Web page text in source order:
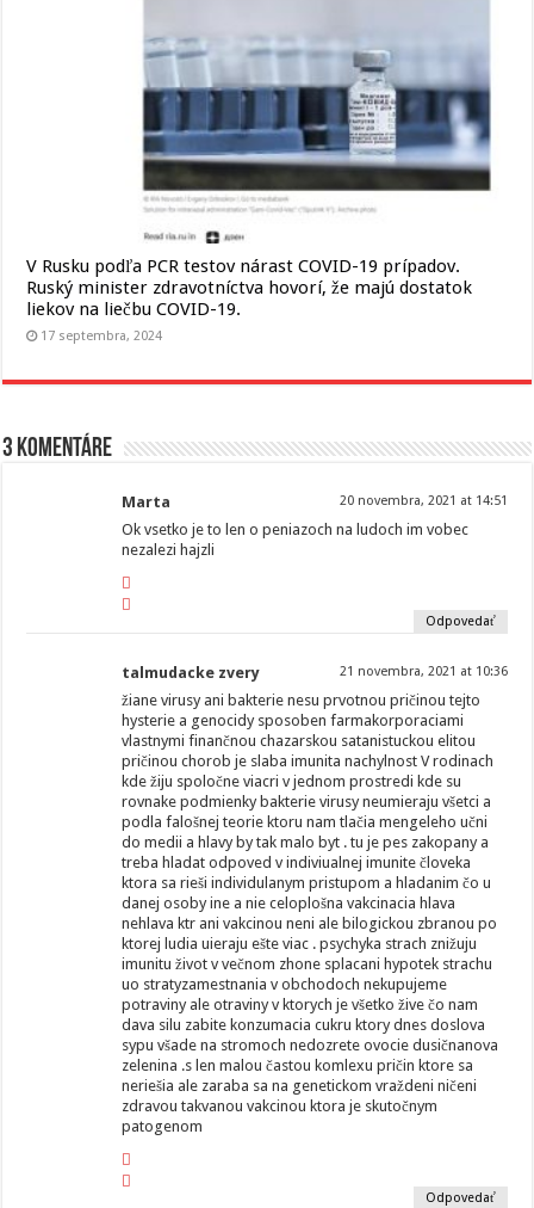
V Rusku podľa PCR testov nárast COVID-19 prípadov.
Ruský minister zdravotníctva hovorí, že majú dostatok
liekov na liečbu COVID-19.
17 septembra, 2024
3 komentáre
Marta 20 novembra, 2021 at 14:51
Ok vsetko je to len o peniazoch na ludoch im vobec
nezalezi hajzli
Odpovedať
talmudacke zvery 21 novembra, 2021 at 10:36
žiane virusy ani bakterie nesu prvotnou pričinou tejto
hysterie a genocidy sposoben farmakorporaciami
vlastnymi finančnou chazarskou satanistuckou elitou
pričinou chorob je slaba imunita nachylnost V rodinach
kde žiju spoločne viacri v jednom prostredi kde su
rovnake podmienky bakterie virusy neumieraju všetci a
podla falošnej teorie ktoru nam tlačia mengeleho učni
do medii a hlavy by tak malo byt . tu je pes zakopany a
treba hladat odpoved v indiviualnej imunite človeka
ktora sa rieši individulanym pristupom a hladanim čo u
danej osoby ine a nie celoplošna vakcinacia hlava
nehlava ktr ani vakcinou neni ale bilogickou zbranou po
ktorej ludia uieraju ešte viac . psychyka strach znižuju
imunitu život v večnom zhone splacani hypotek strachu
uo stratyzamestnania v obchodoch nekupujeme
potraviny ale otraviny v ktorych je všetko žive čo nam
dava silu zabite konzumacia cukru ktory dnes doslova
sypu všade na stromoch nedozrete ovocie dusičnanova
zelenina .s len malou častou komlexu pričin ktore sa
neriešia ale zaraba sa na genetickom vraždeni ničeni
zdravou takvanou vakcinou ktora je skutočnym
patogenom
Odpovedať